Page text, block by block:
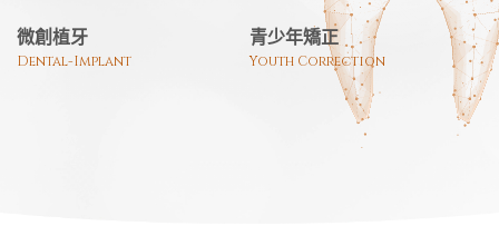
微創植牙
Dental-Implant
青少年矯正
Youth Correction